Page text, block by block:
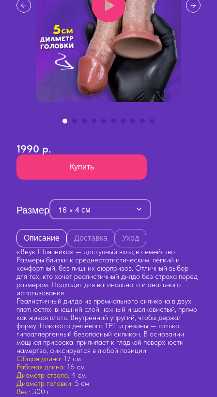
1990 р.
Купить
Описание Доставка Уход
«Внук Шляпника» — доступный вход в семейство.
Размеры близки к среднестатистическим, лёгкий и
комфортный, без лишних сюрпризов. Отличный выбор
для тех, кто хочет реалистичный дилдо без страха перед
размером. Подходит для вагинального и анального
использования.
Реалистичный дилдо из премиального силикона в двух
плотностях: внешний слой нежный и шелковистый, прямо
как живая плоть. Внутренний упругий, чтобы держал
форму. Никакого дешёвого TPE и резины — только
гипоаллергенный безопасный силикон. В основании
мощная присоска: прилипает к гладкой поверхности
намертво, фиксируется в любой позиции.
Общая длина: 17 см
Рабочая длина: 16 см
Диаметр ствола: 4 см
Диаметр головки: 5 см
Вес: 300 г.
Размер 16 × 4 см